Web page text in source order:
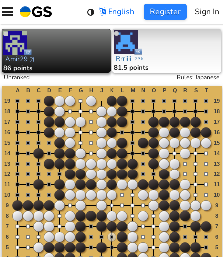
Skip
content
English Register Sign In
Amir29 [?]
86 points
Rrriiii [23k]
81.5 points
Unranked Rules:Japanese